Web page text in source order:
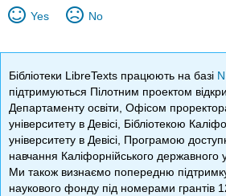
Yes No
Бібліотеки LibreTexts працюють на базі
підтримуються Пілотним проектом
Департаменту освіти, Офісом
університету в Девісі, Бібліотекою
університету в Девісі, Програмою
навчання Каліфорнійського державного
Ми також визнаємо попередню
наукового фонду під номерами грантів